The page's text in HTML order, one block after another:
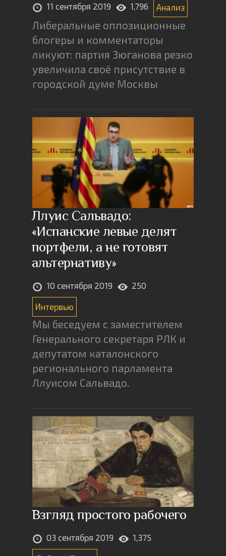
11 сентября 2019 1,796 Анализ
Либеральные оппозиционные
блогеры и комментаторы
ликуют: партия Зюганова резко
увеличила своё присутствие в
городской думе Москвы
Ллуис Сальвадо:
«Испанские левые делят
портфели, а не готовят
альтернативу»
10 сентября 2019 250
Интервью
Мы беседуем с заместителем
Генерального секретаря РЛК и
депутатом каталонского
регионального парламента
Ллуисом Сальвадо.
Взгляд простого рабочего
03 сентября 2019 1,375